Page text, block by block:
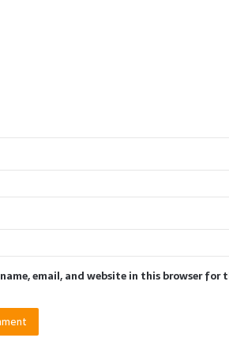
name, email, and website in this browser